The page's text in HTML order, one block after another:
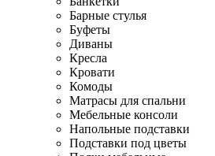
Барные стулья
Буфеты
Диваны
Кресла
Кровати
Комоды
Матрасы для спальни
Мебельные консоли
Напольные подставки
Подставки под цветы